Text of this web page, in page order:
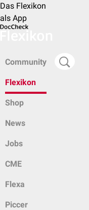
Das Flexikon
als App
Community
Flexikon
Shop
News
Jobs
CME
Flexa
Piccer